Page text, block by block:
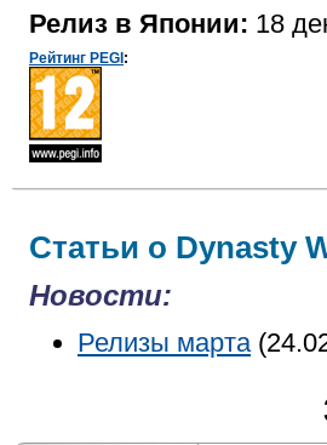
Релиз в Японии: 18
Рейтинг PEGI :
Статьи о Dynasty
Новости:
Релизы марта